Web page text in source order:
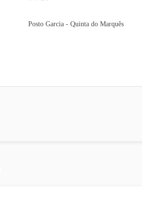
Posto Garcia - Quinta do Marquês